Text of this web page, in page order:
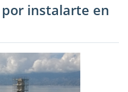
instalarte en